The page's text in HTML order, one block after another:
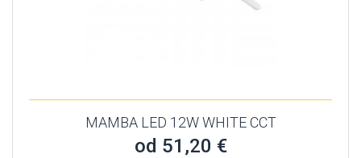
MAMBA LED 12W WHITE CCT
od 51,20 €